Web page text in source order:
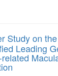
Study on
Leading